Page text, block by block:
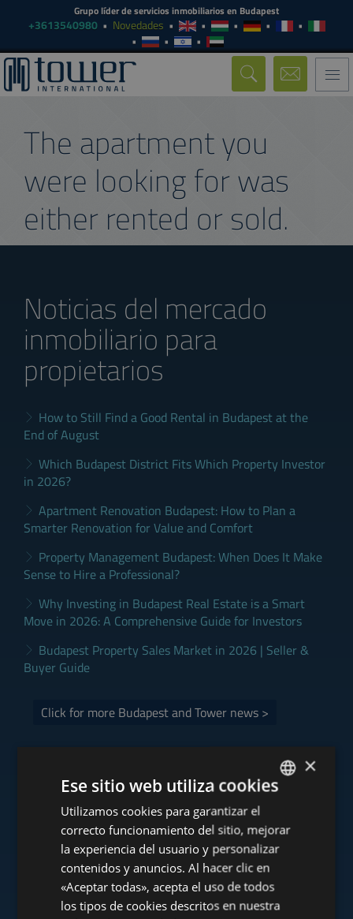
Grupo líder de servicios inmobiliarios en Budapest
+3613540980 Novedades
The apartment you
were looking for was
either rented or sold.
Noticias del mercado
inmobiliario para
propietarios
How to Still Find a Good Rental in Budapest at the
End of August
Which Budapest District Fits Which Property Investor
in 2026?
Apartment Renovation Budapest: How to Plan a
Smarter Renovation for Value and Comfort
Property Management Budapest: When Does It Make
Sense to Hire a Professional?
Why Investing in Budapest Real Estate is a Smart
Move in 2026: A Comprehensive Guide for Investors
Budapest Property Sales Market in 2026 | Seller &
Buyer Guide
Click for more Budapest and Tower news >
Consulte nuestra cartera
www.tower-investments.com
ENGLISH
HUNGARIAN
FRENCH
×
Ese sitio web utiliza cookies
Utilizamos cookies para garantizar el
correcto funcionamiento del sitio, mejorar
la experiencia del usuario y personalizar
contenidos y anuncios. Al hacer clic en
«Aceptar todas», acepta el uso de todos
los tipos de cookies descritos en nuestra